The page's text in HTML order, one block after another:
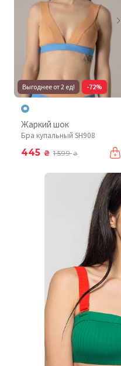
Выгоднее от 2 ед! -72%
Жаркий шок
Бра купальный SH908
445 ₴ 1 599₴